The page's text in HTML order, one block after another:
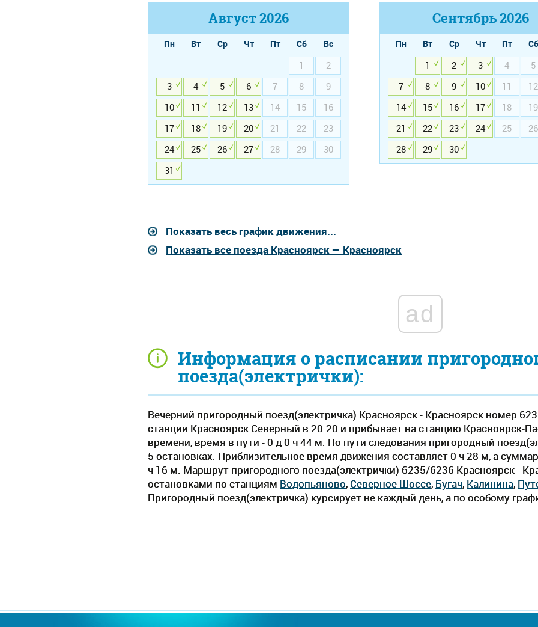
Информация о расписании
поезда(электрички):
Вечерний пригородный поезд(электричка) Красноярск - Красноярск номер
станции Красноярск Северный в 20.20 и прибывает на станцию Красноярск-
времени, время в пути - 0 д 0 ч 44 м. По пути следования пригородный
5 остановках. Приблизительное время движения составляет 0 ч 28 м, а
ч 16 м. Маршрут пригородного поезда(электрички) 6235/6236 Красноярск -
остановками по станциям Водопьяново, Северное Шоссе, Бугач, Калинина,
Пригородный поезд(электричка) курсирует не каждый день, а по особому
Август2026
Пн Вт Ср Чт Пт Сб
Вс
1
2
3
4 5 6 7 8
9
10
11 12 13 14 15
16
17
18 19 20 21 22
23
24
25 26 27 28 29
30
31
Сентябрь2026
Пн Вт Ср Чт Пт Сб
1
2 3 4 5
7
8 9 10 11 12
14
15 16 17 18 19
21
22 23 24 25 26
28
29 30
Показать весь график движения...
Показать все поезда Красноярск — Красноярск
ad